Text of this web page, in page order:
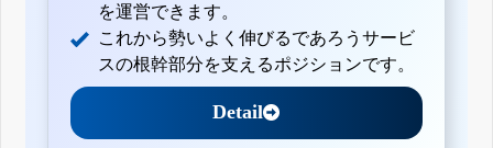
を運営できます。
これから勢いよく伸びるであろうサービ
スの根幹部分を支えるポジションです。
Detail